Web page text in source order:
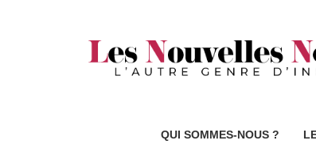
QUI SOMMES-NOUS ?